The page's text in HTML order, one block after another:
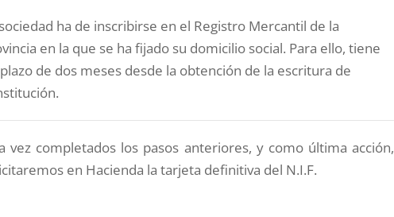
ha de inscribirse en el Registro Mercantil de la
en la que se ha fijado su domicilio social. Para ello, tiene
de dos meses desde la obtención de la escritura de
vez completados los pasos anteriores, y como última acción,
en Hacienda la tarjeta definitiva del N.I.F.